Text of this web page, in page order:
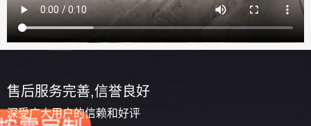
售后服务完善,信誉良好
深受广大用户的信赖和好评